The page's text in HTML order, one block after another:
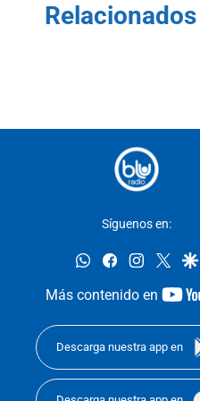
Relacionados
Síguenos en:
whatsappfacebookinstagram
Más contenido en
Descarga nuestra app en